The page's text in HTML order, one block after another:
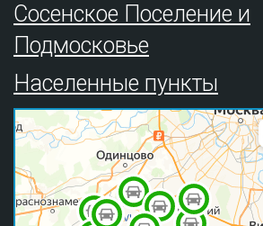
Сосенское Поселение и
Подмосковье
Населенные пункты